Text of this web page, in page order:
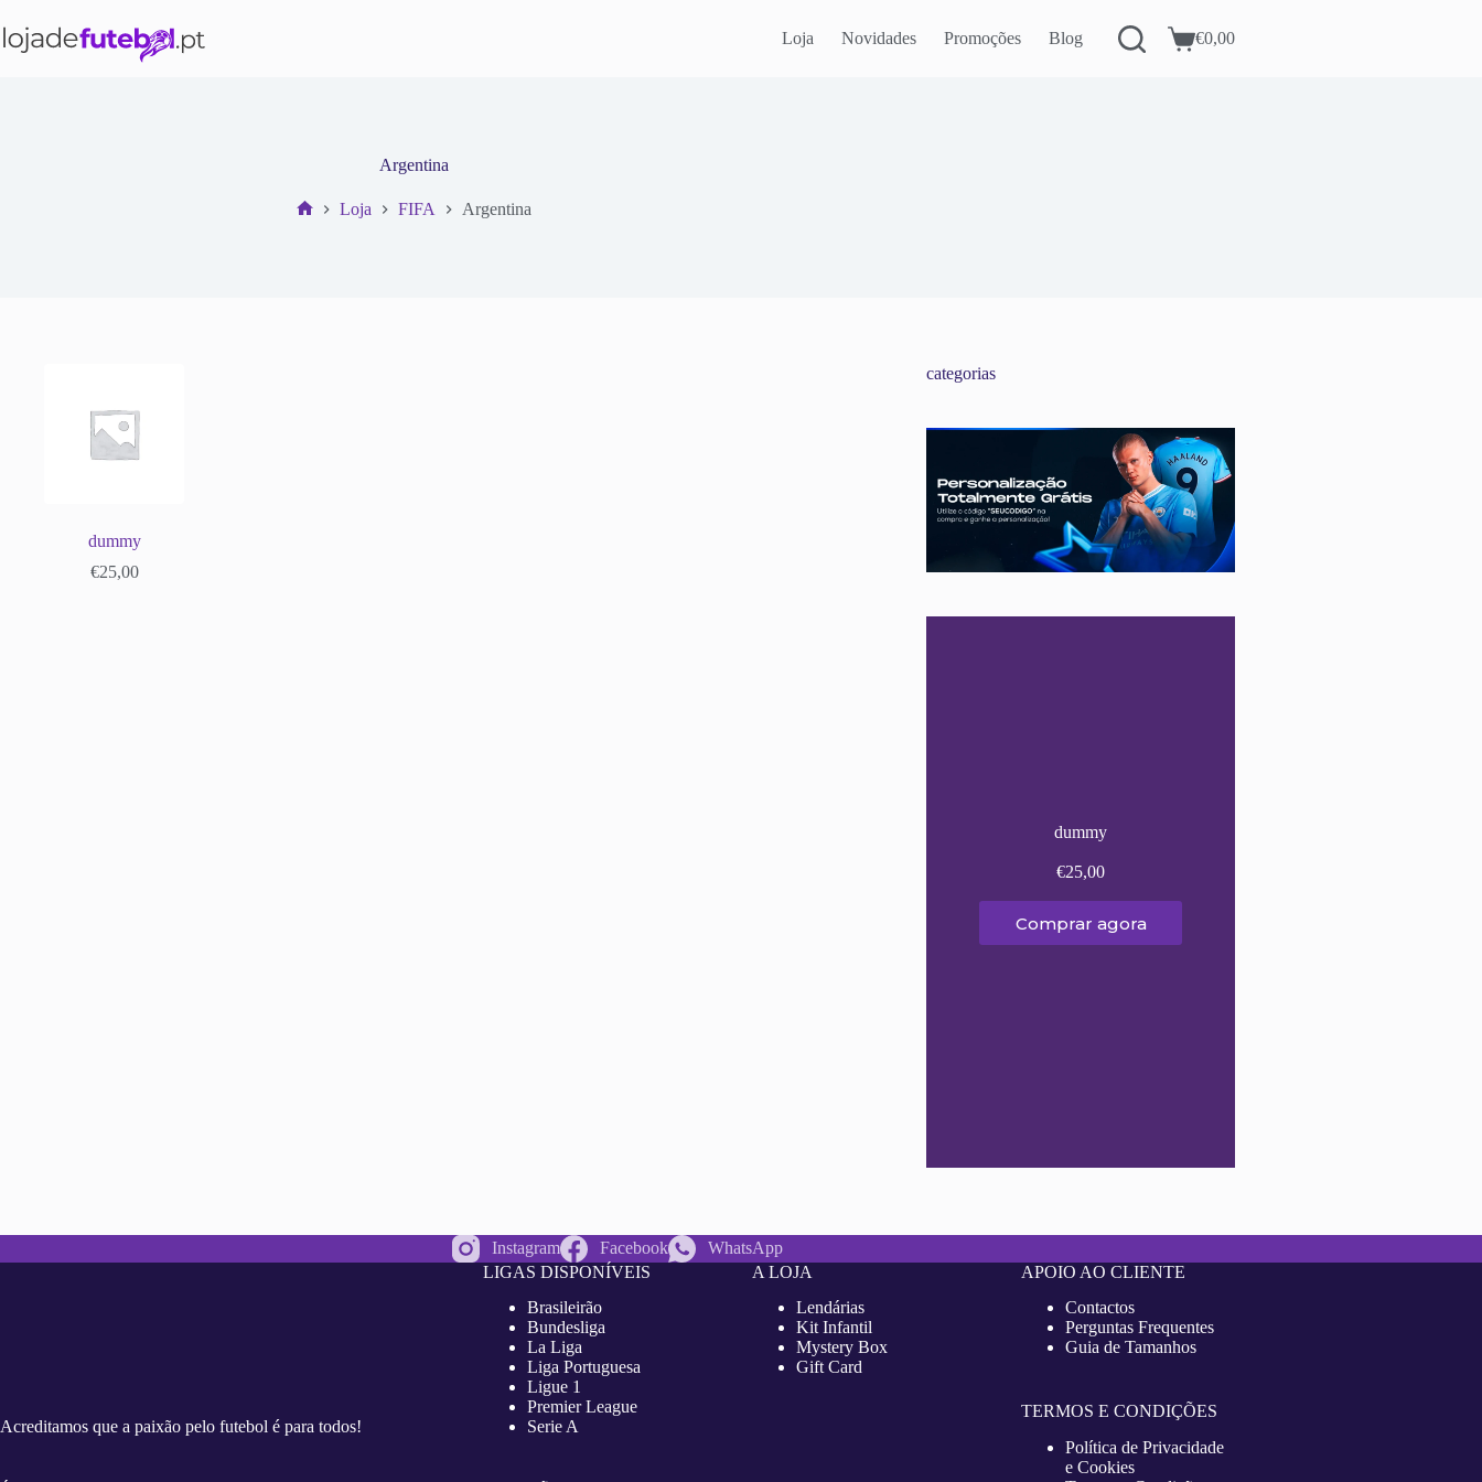
para
o
Loja Novidades Promoções Blog
Carrinho
€0,00
Argentina
Loja FIFA Argentina
dummy
€25,00
categorias
dummy
€25,00
Comprar agora
Instagram Facebook WhatsApp
Acreditamos que a paixão pelo futebol é para todos!
LIGAS DISPONÍVEIS
Brasileirão
Bundesliga
La Liga
Liga Portuguesa
Ligue 1
Premier League
Serie A
A LOJA
Lendárias
Kit Infantil
Mystery Box
Gift Card
APOIO AO CLIENTE
Contactos
Perguntas Frequentes
Guia de Tamanhos
TERMOS E CONDIÇÕES
Política de Privacidade
e Cookies